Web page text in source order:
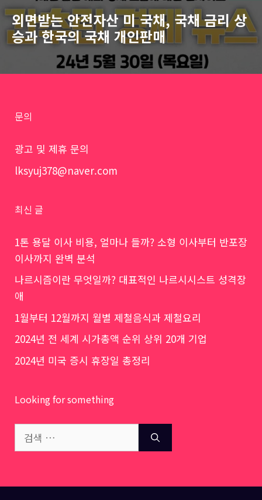
외면받는 안전자산 미 국채, 국채 금리 상
승과 한국의 국채 개인판매
문의
광고 및 제휴 문의
lksyuj378@naver.com
최신 글
1톤 용달 이사 비용, 얼마나 들까? 소형 이사부터 반포장
이사까지 완벽 분석
나르시즘이란 무엇일까? 대표적인 나르시시스트 성격장
애
1월부터 12월까지 월별 제철음식과 제철요리
2024년 전 세계 시가총액 순위 상위 20개 기업
2024년 미국 증시 휴장일 총정리
Looking for something
색: